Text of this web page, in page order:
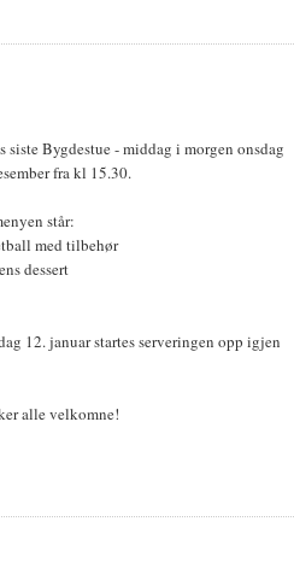
siste Bygdestue - middag i morgen onsdag
fra kl 15.30.
står:
med tilbehør
dessert
12. januar startes serveringen opp igjen
alle velkomne!